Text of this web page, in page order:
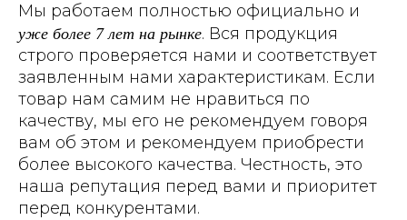
Мы работаем полностью официально и
уже более 7 лет на рынке. Вся продукция
строго проверяется нами и соответствует
заявленным нами характеристикам. Если
товар нам самим не нравиться по
качеству, мы его не рекомендуем говоря
вам об этом и рекомендуем приобрести
более высокого качества. Честность, это
наша репутация перед вами и приоритет
перед конкурентами.